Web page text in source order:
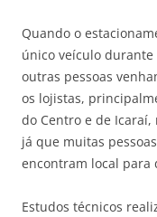
Quando o
único veículo
outras pessoas
os lojistas,
do Centro e de Icaraí,
já que muitas
encontram local para
Estudos técnicos